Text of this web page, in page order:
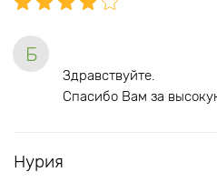
Б
Здравствуйте.
Спасибо Вам за
Нурия